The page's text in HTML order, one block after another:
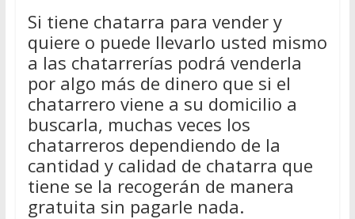
Si tiene chatarra para vender y
quiere o puede llevarlo usted mismo
a las chatarrerías podrá venderla
por algo más de dinero que si el
chatarrero viene a su domicilio a
buscarla, muchas veces los
chatarreros dependiendo de la
cantidad y calidad de chatarra que
tiene se la recogerán de manera
gratuita sin pagarle nada.